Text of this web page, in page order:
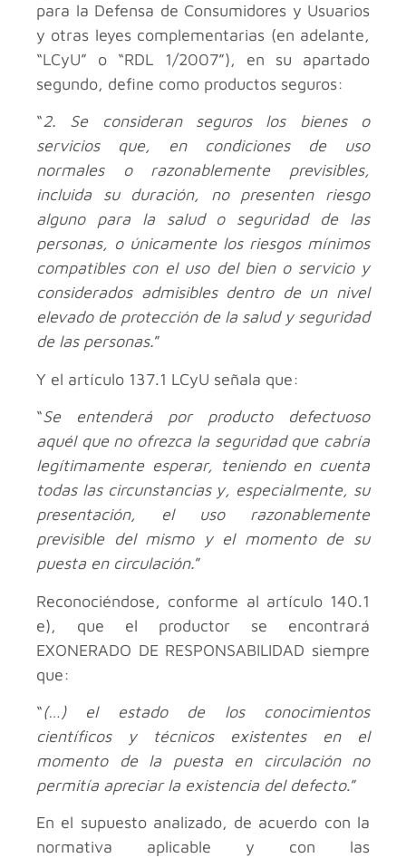
para la Defensa de Consumidores y Usuarios
y otras leyes complementarias (en adelante,
“LCyU” o “RDL 1/2007”), en su apartado
segundo, define como productos seguros:
“2. Se consideran seguros los bienes o
servicios que, en condiciones de uso
normales o razonablemente previsibles,
incluida su duración, no presenten riesgo
alguno para la salud o seguridad de las
personas, o únicamente los riesgos mínimos
compatibles con el uso del bien o servicio y
considerados admisibles dentro de un nivel
elevado de protección de la salud y seguridad
de las personas.”
Y el artículo 137.1 LCyU señala que:
“Se entenderá por producto defectuoso
aquél que no ofrezca la seguridad que cabría
legítimamente esperar, teniendo en cuenta
todas las circunstancias y, especialmente, su
presentación, el uso razonablemente
previsible del mismo y el momento de su
puesta en circulación.”
Reconociéndose, conforme al artículo 140.1
e), que el productor se encontrará
EXONERADO DE RESPONSABILIDAD siempre
que:
“(…) el estado de los conocimientos
científicos y técnicos existentes en el
momento de la puesta en circulación no
permitía apreciar la existencia del defecto.”
En el supuesto analizado, de acuerdo con la
normativa aplicable y con las